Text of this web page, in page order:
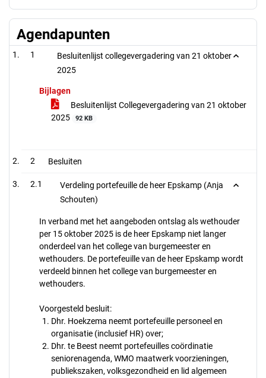
Agendapunten
1
Besluitenlijst collegevergadering van 21 oktober
2025
Bijlagen
Besluitenlijst Collegevergadering van 21 oktober
2025
92 KB
2 Besluiten
2.1
Verdeling portefeuille de heer Epskamp (Anja
Schouten)
In verband met het aangeboden ontslag als wethouder
per 15 oktober 2025 is de heer Epskamp niet langer
onderdeel van het college van burgemeester en
wethouders. De portefeuille van de heer Epskamp wordt
verdeeld binnen het college van burgemeester en
wethouders.
Voorgesteld besluit:
Dhr. Hoekzema neemt portefeuille personeel en
organisatie (inclusief HR) over;
Dhr. te Beest neemt portefeuilles coördinatie
seniorenagenda, WMO maatwerk voorzieningen,
publiekszaken, volksgezondheid en lid algemeen